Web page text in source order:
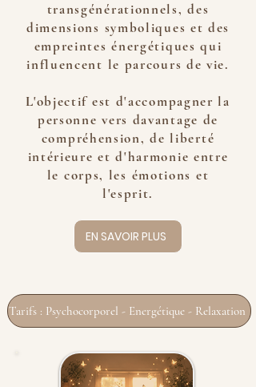
transgénérationnels, des
dimensions symboliques et des
empreintes énergétiques qui
influencent le parcours de vie.
L'objectif est d'accompagner la
personne vers davantage de
compréhension, de liberté
intérieure et d'harmonie entre
le corps, les émotions et
l'esprit.
EN SAVOIR PLUS
Tarifs : Psychocorporel - Energétique - Relaxation